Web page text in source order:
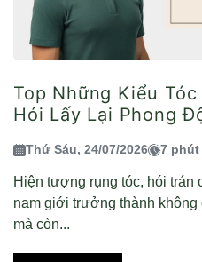
Top Những Kiểu
Hói Lấy Lại Phong
Thứ Sáu, 24/07/2026 7
Hiện tượng rụng tóc, hói trán
nam giới trưởng thành
mà còn...